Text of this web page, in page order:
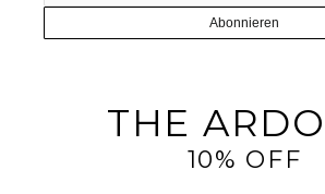
THE
10% OFF